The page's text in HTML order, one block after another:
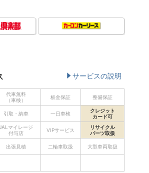
サービスの説明
代車無料
（車検）
板金保証 整備保証
引取・納車 一日車検
クレジット
カード可
マイレージ
付与店
VIPサービス
リサイクル
パーツ取扱
出張見積 二輪車取扱 大型車両取扱